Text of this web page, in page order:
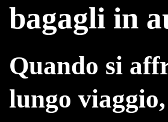
bagagli in
Quando si
lungo